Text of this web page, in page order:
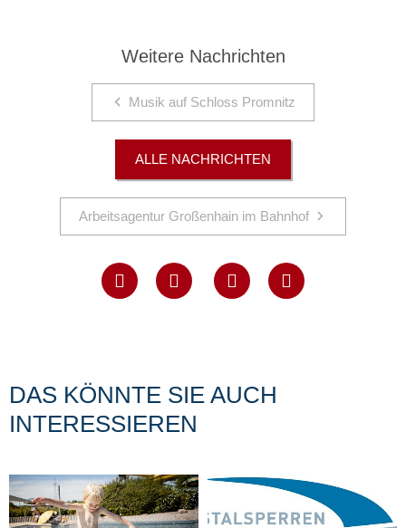
Weitere Nachrichten
Musik auf Schloss Promnitz
ALLE NACHRICHTEN
Arbeitsagentur Großenhain im Bahnhof
DAS KÖNNTE SIE AUCH
INTERESSIEREN